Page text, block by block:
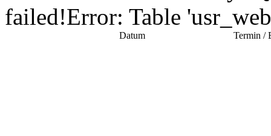
failed!Error: Table
Datum Termin /